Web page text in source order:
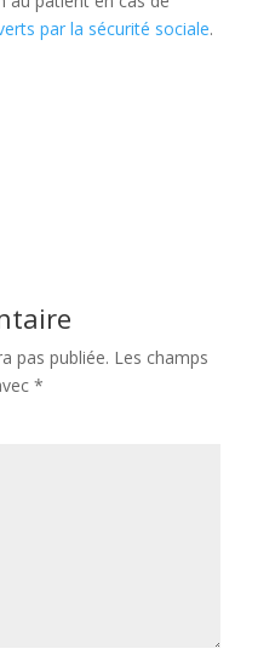
par la sécurité sociale.
pas publiée. Les champs
*